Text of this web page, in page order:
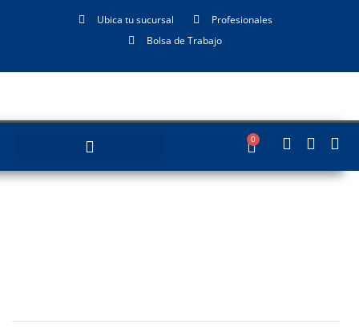
Ubica tu sucursal
Profesionales
Bolsa de Trabajo
0